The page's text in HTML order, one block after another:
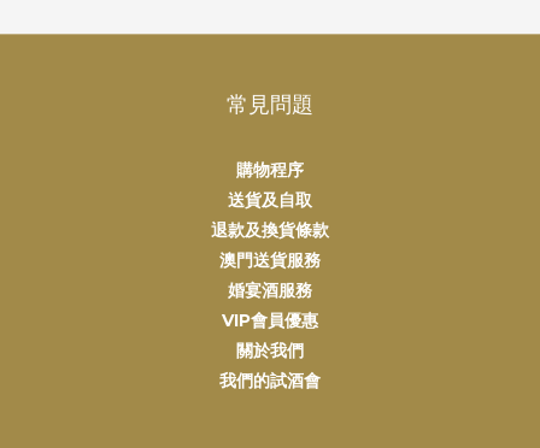
常見問題
購物程序
送貨及自取
退款及換貨條款
澳門送貨服務
婚宴酒服務
VIP會員優惠
關於我們
我們的試酒會